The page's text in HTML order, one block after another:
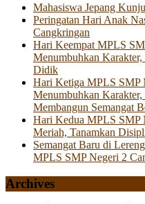
Mahasiswa Jepang
Peringatan Hari Anak
Cangkringan
Hari Keempat MPLS
Menumbuhkan Karakter,
Didik
Hari Ketiga MPLS SMP
Menumbuhkan
Membangun Semangat
Hari Kedua MPLS SMP
Meriah, Tanamkan
Semangat Baru di
MPLS SMP Negeri 2
Archives